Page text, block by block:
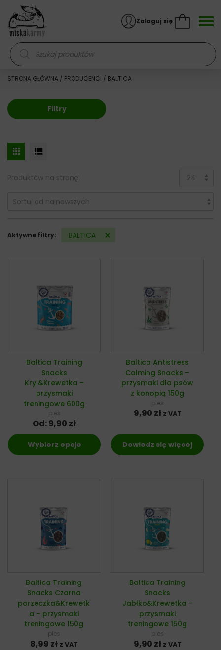
Skocz do treści
Wyszukiwarka produktów
Zaloguj się
STRONA GŁÓWNA / PRODUCENCI / BALTICA
Filtry
Produktów na stronę:
Aktywne filtry: BALTICA
Baltica Training
Snacks
Kryl&Krewetka –
przysmaki
treningowe 600g
pies
Od:9,90 zł
Wybierz opcje
Baltica Antistress
Calming Snacks –
przysmaki dla psów
z konopią 150g
pies
9,90 zł z VAT
Dowiedz się więcej
Baltica Training
Snacks Czarna
porzeczka&Krewetk
a – przysmaki
treningowe 150g
pies
8,99 zł z VAT
Baltica Training
Snacks
Jabłko&Krewetka –
przysmaki
treningowe 150g
pies
9,90 zł z VAT